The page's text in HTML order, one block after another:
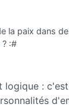
la paix dans
? :#
logique :